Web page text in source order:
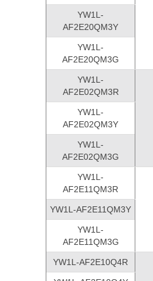
YW1L-
AF2E20QM3Y
YW1L-
AF2E20QM3G
YW1L-
AF2E02QM3R
YW1L-
AF2E02QM3Y
YW1L-
AF2E02QM3G
YW1L-
AF2E11QM3R
YW1L-AF2E11QM3Y
YW1L-
AF2E11QM3G
YW1L-AF2E10Q4R